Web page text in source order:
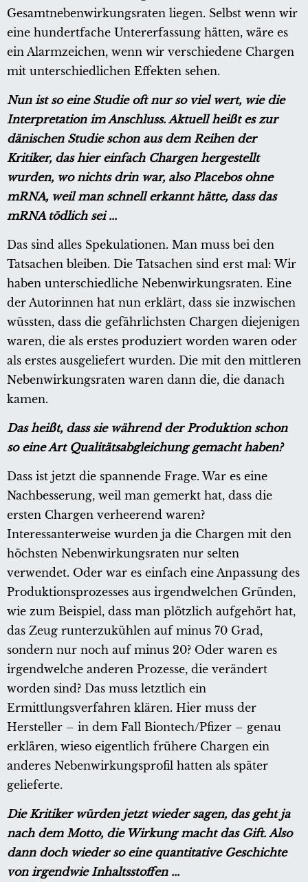
Gesamtnebenwirkungsraten liegen. Selbst wenn wir
eine hundertfache Untererfassung hätten, wäre es
ein Alarmzeichen, wenn wir verschiedene Chargen
mit unterschiedlichen Effekten sehen.
Nun ist so eine Studie oft nur so viel wert, wie die
Interpretation im Anschluss. Aktuell heißt es zur
dänischen Studie schon aus dem Reihen der
Kritiker, das hier einfach Chargen hergestellt
wurden, wo nichts drin war, also Placebos ohne
mRNA, weil man schnell erkannt hätte, dass das
mRNA tödlich sei ...
Das sind alles Spekulationen. Man muss bei den
Tatsachen bleiben. Die Tatsachen sind erst mal: Wir
haben unterschiedliche Nebenwirkungsraten. Eine
der Autorinnen hat nun erklärt, dass sie inzwischen
wüssten, dass die gefährlichsten Chargen diejenigen
waren, die als erstes produziert worden waren oder
als erstes ausgeliefert wurden. Die mit den mittleren
Nebenwirkungsraten waren dann die, die danach
kamen.
Das heißt, dass sie während der Produktion schon
so eine Art Qualitätsabgleichung gemacht haben?
Dass ist jetzt die spannende Frage. War es eine
Nachbesserung, weil man gemerkt hat, dass die
ersten Chargen verheerend waren?
Interessanterweise wurden ja die Chargen mit den
höchsten Nebenwirkungsraten nur selten
verwendet. Oder war es einfach eine Anpassung des
Produktionsprozesses aus irgendwelchen Gründen,
wie zum Beispiel, dass man plötzlich aufgehört hat,
das Zeug runterzukühlen auf minus 70 Grad,
sondern nur noch auf minus 20? Oder waren es
irgendwelche anderen Prozesse, die verändert
worden sind? Das muss letztlich ein
Ermittlungsverfahren klären. Hier muss der
Hersteller – in dem Fall Biontech/Pfizer – genau
erklären, wieso eigentlich frühere Chargen ein
anderes Nebenwirkungsprofil hatten als später
gelieferte.
Die Kritiker würden jetzt wieder sagen, das geht ja
nach dem Motto, die Wirkung macht das Gift. Also
dann doch wieder so eine quantitative Geschichte
von irgendwie Inhaltsstoffen ...